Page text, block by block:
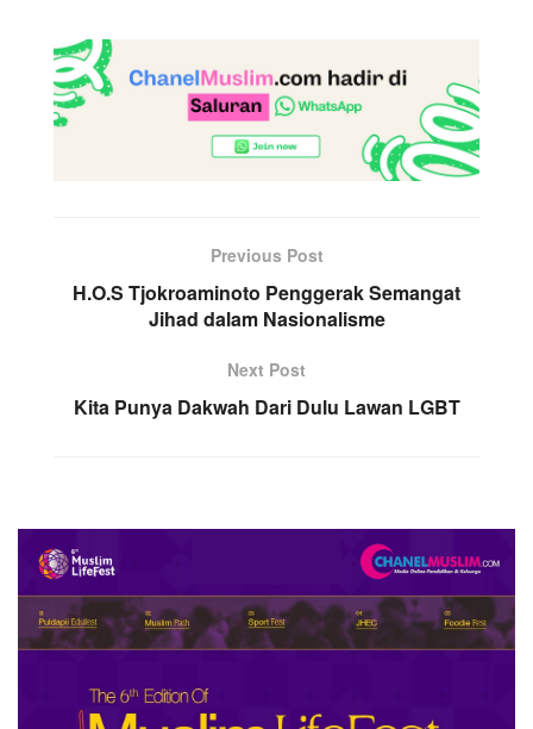
Previous Post
H.O.S Tjokroaminoto Penggerak Semangat
Jihad dalam Nasionalisme
Next Post
Kita Punya Dakwah Dari Dulu Lawan LGBT